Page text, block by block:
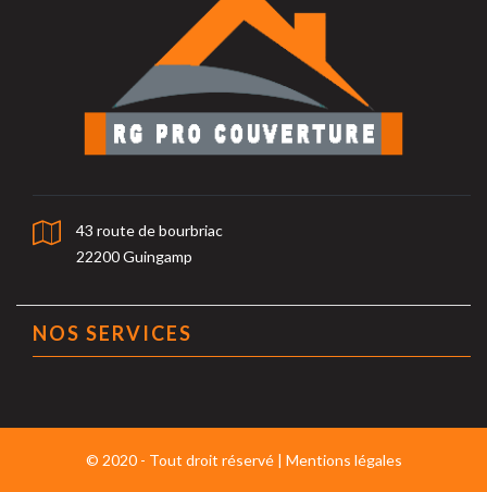
43 route de bourbriac
22200 Guingamp
NOS SERVICES
© 2020 - Tout droit réservé | Mentions légales